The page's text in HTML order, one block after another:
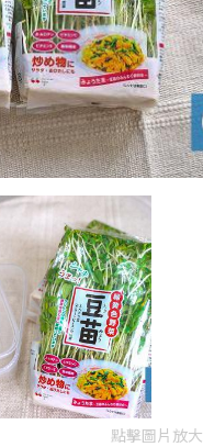
點擊圖片放大